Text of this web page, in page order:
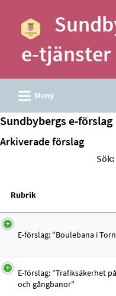
tjänster
Sundbybergs
e-tjänster
L Meny
Sundbybergs e-förslag
Arkiverade förslag
Sök:
Rubrik
E-förslag: "Boulebana i
E-förslag: "Trafiksäkerhet
och gångbanor"